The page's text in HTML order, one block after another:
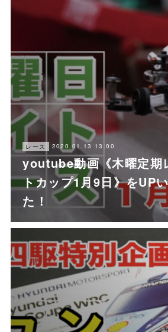
レース 2020.01.13 13:00
youtube動画《木曜定期
トカップ1月9日》をUP
た！